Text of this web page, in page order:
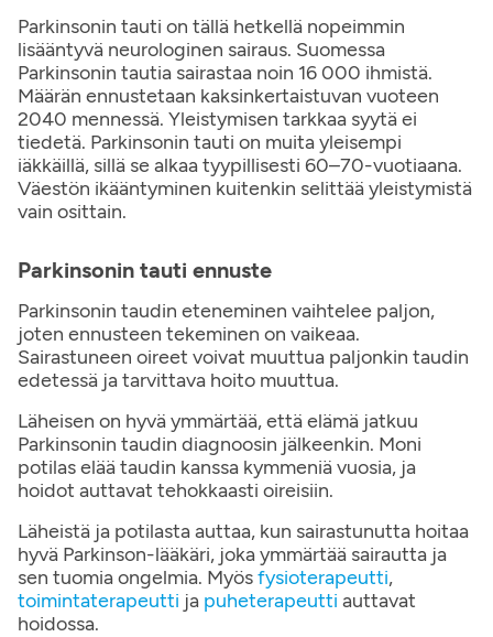
Parkinsonin tauti on tällä hetkellä nopeimmin
lisääntyvä neurologinen sairaus. Suomessa
Parkinsonin tautia sairastaa noin 16 000 ihmistä.
Määrän ennustetaan kaksinkertaistuvan vuoteen
2040 mennessä. Yleistymisen tarkkaa syytä ei
tiedetä. Parkinsonin tauti on muita yleisempi
iäkkäillä, sillä se alkaa tyypillisesti 60–70-vuotiaana.
Väestön ikääntyminen kuitenkin selittää yleistymistä
vain osittain.
Parkinsonin tauti ennuste
Parkinsonin taudin eteneminen vaihtelee paljon,
joten ennusteen tekeminen on vaikeaa.
Sairastuneen oireet voivat muuttua paljonkin taudin
edetessä ja tarvittava hoito muuttua.
Läheisen on hyvä ymmärtää, että elämä jatkuu
Parkinsonin taudin diagnoosin jälkeenkin. Moni
potilas elää taudin kanssa kymmeniä vuosia, ja
hoidot auttavat tehokkaasti oireisiin.
Läheistä ja potilasta auttaa, kun sairastunutta hoitaa
hyvä Parkinson-lääkäri, joka ymmärtää sairautta ja
sen tuomia ongelmia. Myösfysioterapeutti,
toimintaterapeutti ja puheterapeutti auttavat
hoidossa.